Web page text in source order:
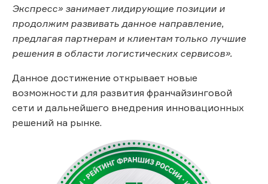
Экспресс» занимает лидирующие позиции и
продолжим развивать данное направление,
предлагая партнерам и клиентам только лучшие
решения в области логистических сервисов».
Данное достижение открывает новые
возможности для развития франчайзинговой
сети и дальнейшего внедрения инновационных
решений на рынке.